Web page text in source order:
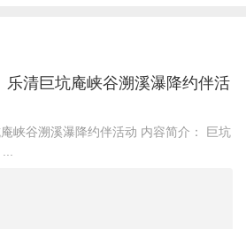
乐清巨坑庵峡谷溯溪瀑降约伴活
峡谷溯溪瀑降约伴活动 内容简介： 巨坑